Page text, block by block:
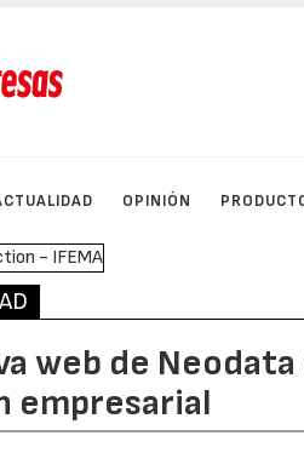
OPINIÓN
web de
empresarial